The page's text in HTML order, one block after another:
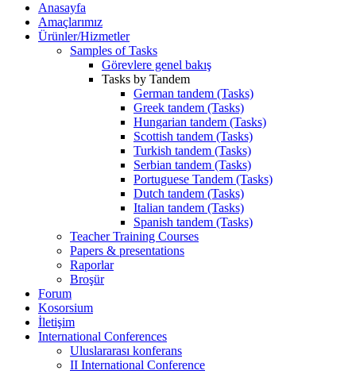
Anasayfa
Amaçlarımız
Ürünler/Hizmetler
Samples of Tasks
Görevlere genel bakış
Tasks by Tandem
German tandem (Tasks)
Greek tandem (Tasks)
Hungarian tandem (Tasks)
Scottish tandem (Tasks)
Turkish tandem (Tasks)
Serbian tandem (Tasks)
Portuguese Tandem (Tasks)
Dutch tandem (Tasks)
Italian tandem (Tasks)
Spanish tandem (Tasks)
Teacher Training Courses
Papers & presentations
Raporlar
Broşür
Forum
Kosorsium
İletişim
International Conferences
Uluslararası konferans
II International Conference